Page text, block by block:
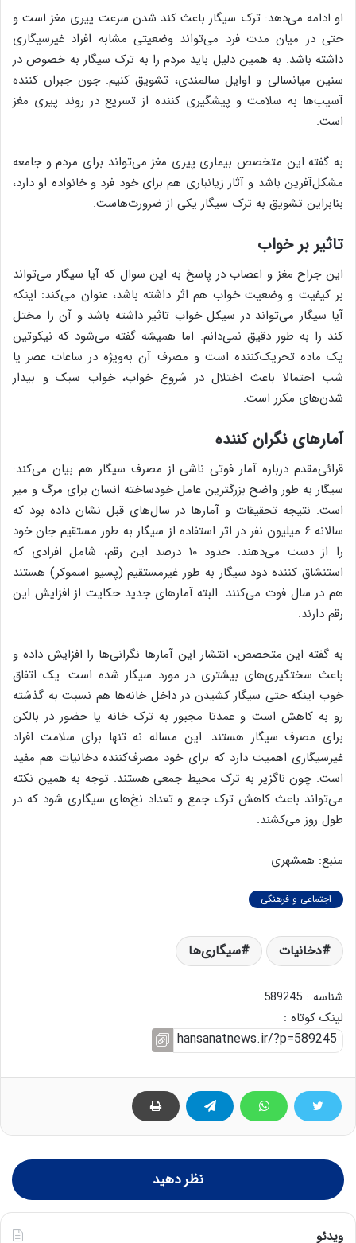
او ادامه می‌دهد: ترک سیگار باعث کند شدن سرعت پیری مغز است و
حتی در میان مدت فرد می‌تواند وضعیتی مشابه افراد غیرسیگاری
داشته باشد. به همین دلیل باید مردم را به ترک سیگار به خصوص در
سنین میانسالی و اوایل سالمندی، تشویق کنیم. جون جبران کننده
آسیب‌ها به سلامت و پیشگیری کننده از تسریع در روند پیری مغز
است.
به گفته این متخصص بیماری پیری مغز می‌تواند برای مردم و جامعه
مشکل‌آفرین باشد و آثار زیانباری هم برای خود فرد و خانواده او دارد،
بنابراین تشویق به ترک سیگار یکی از ضرورت‌هاست.
تاثیر بر خواب
این جراح مغز و اعصاب در پاسخ به این سوال که آیا سیگار می‌تواند
بر کیفیت و وضعیت خواب هم اثر داشته باشد، عنوان می‌کند: اینکه
آیا سیگار می‌تواند در سیکل خواب تاثیر داشته باشد و آن را مختل
کند را به طور دقیق نمی‌دانم. اما همیشه گفته می‌شود که نیکوتین
یک ماده تحریک‌کننده است و مصرف آن به‌ویژه در ساعات عصر یا
شب احتمالا باعث اختلال در شروع خواب، خواب سبک و بیدار
شدن‌های مکرر است.
آمارهای نگران کننده
قرائی‌مقدم درباره آمار فوتی ناشی از مصرف سیگار هم بیان می‌کند:
سیگار به طور واضح بزرگترین عامل خودساخته انسان برای مرگ و میر
است. نتیجه تحقیقات و آمارها در سال‌های قبل نشان داده بود که
سالانه ۶ میلیون نفر در اثر استفاده از سیگار به طور مستقیم جان خود
را از دست می‌دهند. حدود ۱۰ درصد این رقم، شامل افرادی که
استنشاق کننده دود سیگار به طور غیرمستقیم (پسیو اسموکر) هستند
هم در سال فوت می‌کنند. البته آمارهای جدید حکایت از افزایش این
رقم دارند.
به گفته این متخصص، انتشار این آمارها نگرانی‌ها را افزایش داده و
باعث سختگیری‌های بیشتری در مورد سیگار شده است. یک اتفاق
خوب اینکه حتی سیگار کشیدن در داخل خانه‌ها هم نسبت به گذشته
رو به کاهش است و عمدتا مجبور به ترک خانه یا حضور در بالکن
برای مصرف سیگار هستند. این مساله نه تنها برای سلامت افراد
غیرسیگاری اهمیت دارد که برای خود مصرف‌کننده دخانیات هم مفید
است. چون ناگزیر به ترک محیط جمعی هستند. توجه به همین نکته
می‌تواند باعث کاهش ترک جمع و تعداد نخ‌های سیگاری شود که در
طول روز می‌کشند.
منبع: همشهری
اجتماعی و فرهنگی
دخانیات سیگاری‌ها
شناسه : 589245
لینک کوتاه :
نظر دهید
ویدئو